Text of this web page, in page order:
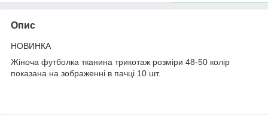
Опис
НОВИНКА
Жіноча футболка тканина трикотаж розміри 48-50 колір
показана на зображенні в пачці 10 шт.